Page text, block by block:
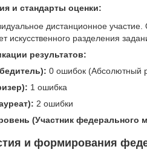
и стандарты оценки:
дистанционное
искусственного разделения
результатов:
0 ошибок (Абсолютный
1 ошибка
2 ошибки
(Участник федерального
и формирования